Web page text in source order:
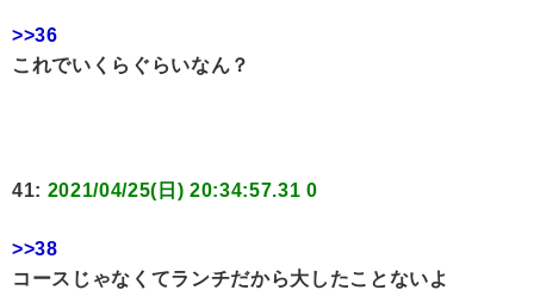
>>36
これでいくらぐらいなん？
41: 2021/04/25(日) 20:34:57.31 0
>>38
コースじゃなくてランチだから大したことないよ